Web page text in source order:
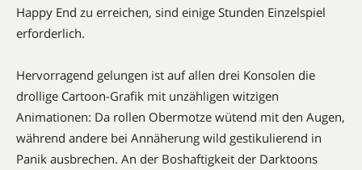
Happy End zu erreichen, sind einige Stunden Einzelspiel
erforderlich.
Hervorragend gelungen ist auf allen drei Konsolen die
drollige Cartoon-Grafik mit unzähligen witzigen
Animationen: Da rollen Obermotze wütend mit den Augen,
während andere bei Annäherung wild gestikulierend in
Panik ausbrechen. An der Boshaftigkeit der Darktoons